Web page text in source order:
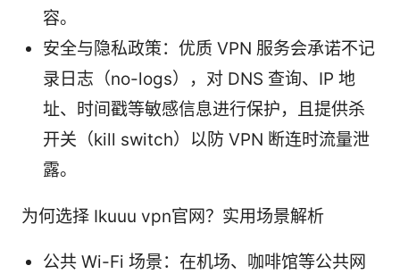
容。
安全与隐私政策：优质 VPN 服务会承诺不记
录日志（no-logs），对 DNS 查询、IP 地
址、时间戳等敏感信息进行保护，且提供杀
开关（kill switch）以防 VPN 断连时流量泄
露。
为何选择 Ikuuu vpn官网？实用场景解析
公共 Wi-Fi 场景：在机场、咖啡馆等公共网